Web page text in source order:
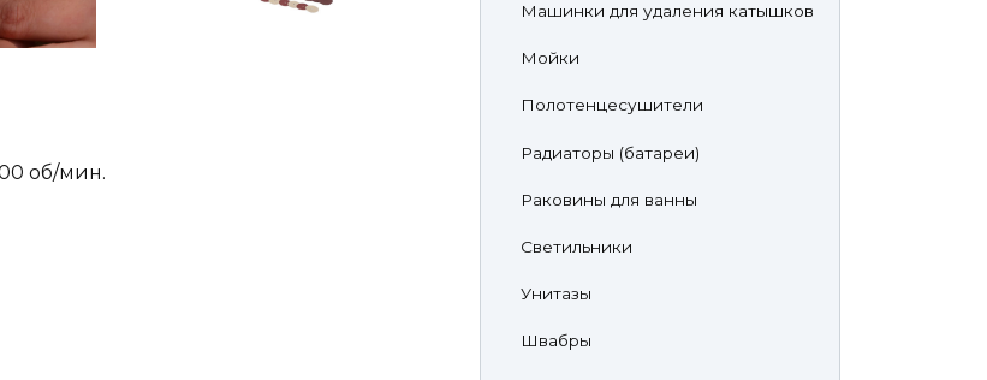
об/мин.
Машинки для удаления катышков
Мойки
Полотенцесушители
Радиаторы (батареи)
Раковины для ванны
Светильники
Унитазы
Швабры